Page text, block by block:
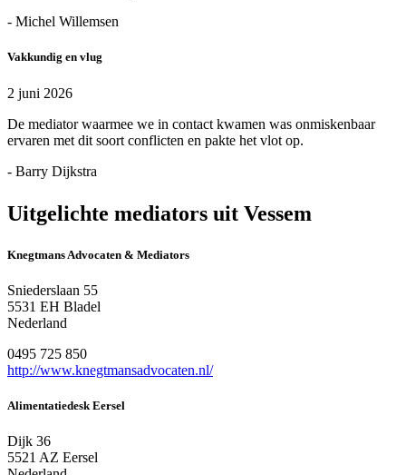
- Michel Willemsen
Vakkundig en vlug
2 juni 2026
De mediator waarmee we in contact kwamen was onmiskenbaar
ervaren met dit soort conflicten en pakte het vlot op.
- Barry Dijkstra
Uitgelichte mediators uit Vessem
Knegtmans Advocaten & Mediators
Sniederslaan 55
5531 EH Bladel
Nederland
0495 725 850
http://www.knegtmansadvocaten.nl/
Alimentatiedesk Eersel
Dijk 36
5521 AZ Eersel